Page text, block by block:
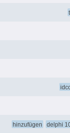
hinzufügen delphi